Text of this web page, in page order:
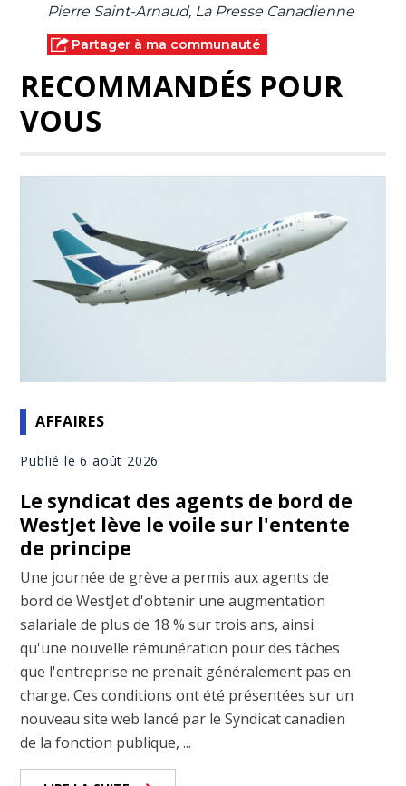
Pierre Saint-Arnaud, La Presse Canadienne
Partager à ma communauté
RECOMMANDÉS POUR
VOUS
AFFAIRES
Publié le 6 août 2026
Le syndicat des agents de bord de
WestJet lève le voile sur l'entente
de principe
Une journée de grève a permis aux agents de
bord de WestJet d'obtenir une augmentation
salariale de plus de 18 % sur trois ans, ainsi
qu'une nouvelle rémunération pour des tâches
que l'entreprise ne prenait généralement pas en
charge. Ces conditions ont été présentées sur un
nouveau site web lancé par le Syndicat canadien
de la fonction publique, ...